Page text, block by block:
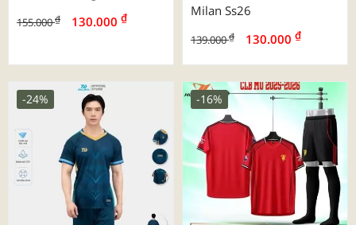
155.000₫ 130.000 ₫
Milan Ss26
139.000₫ 130.000 ₫
-24% -16%